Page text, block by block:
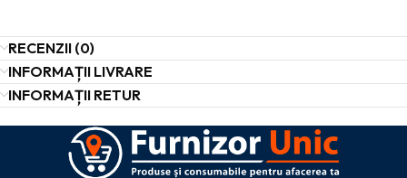
RECENZII (0)
INFORMAȚII LIVRARE
INFORMAȚII RETUR